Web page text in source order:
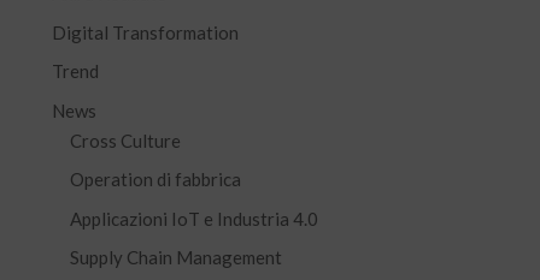
Digital Transformation
Trend
News
Cross Culture
Operation di fabbrica
Applicazioni IoT e Industria 4.0
Supply Chain Management